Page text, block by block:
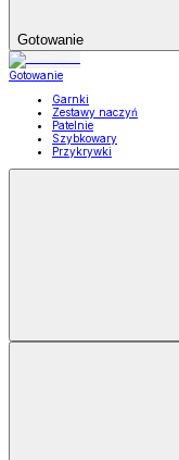
Gotowanie
Gotowanie
Garnki
Zestawy naczyń
Patelnie
Szybkowary
Przykrywki